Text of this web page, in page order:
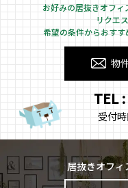
お好みの居抜きオフ
リクエ
希望の条件からおすす
物
TEL
受付
居抜きオフ